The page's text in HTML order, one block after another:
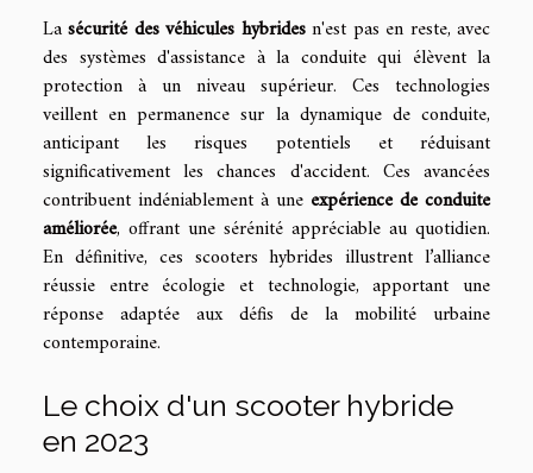
Lasécurité des véhicules hybridesn'est pas en reste, avec
des systèmes d'assistance à la conduite qui élèvent la
protection à un niveau supérieur. Ces technologies
veillent en permanence sur la dynamique de conduite,
anticipant les risques potentiels et réduisant
significativement les chances d'accident. Ces avancées
contribuent indéniablement à une expérience de conduite
améliorée, offrant une sérénité appréciable au quotidien.
En définitive, ces scooters hybrides illustrent l’alliance
réussie entre écologie et technologie, apportant une
réponse adaptée aux défis de la mobilité urbaine
contemporaine.
Le choix d'un scooter hybride
en 2023